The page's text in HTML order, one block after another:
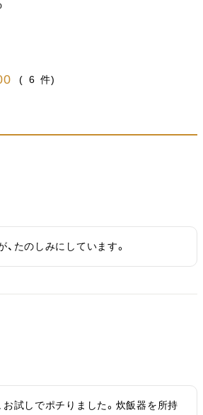
6
たのしみにしています。
お試しでポチりました。炊飯器を所持